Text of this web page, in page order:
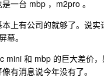
一台 mbp ，m2pro 。
上有公司的就够了。说
幕。
mini 和 mbp 的巨大差价
有消息说今年没有了。